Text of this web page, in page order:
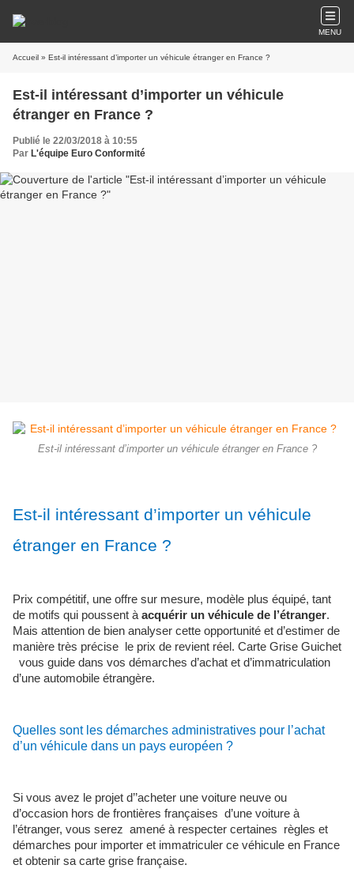
MENU
Accueil » Est-il intéressant d’importer un véhicule étranger en France ?
Est-il intéressant d’importer un véhicule
étranger en France ?
Publié le 22/03/2018 à 10:55
Par L'équipe Euro Conformité
Est-il intéressant d’importer un véhicule étranger en France ?
Est-il intéressant d’importer un véhicule
étranger en France ?
Prix compétitif, une offre sur mesure, modèle plus équipé, tant
de motifs qui poussent à acquérir un véhicule de l’étranger.
Mais attention de bien analyser cette opportunité et d’estimer de
manière très précise le prix de revient réel. Carte Grise Guichet
vous guide dans vos démarches d’achat et d’immatriculation
d’une automobile étrangère.
Quelles sont les démarches administratives pour l’achat
d’un véhicule dans un pays européen ?
Si vous avez le projet d’’acheter une voiture neuve ou
d’occasion hors de frontières françaises d’une voiture à
l’étranger, vous serez amené à respecter certaines règles et
démarches pour importer et immatriculer ce véhicule en France
et obtenir sa carte grise française.